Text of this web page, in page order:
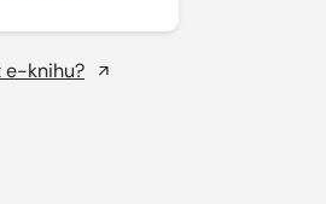
e-knihu?